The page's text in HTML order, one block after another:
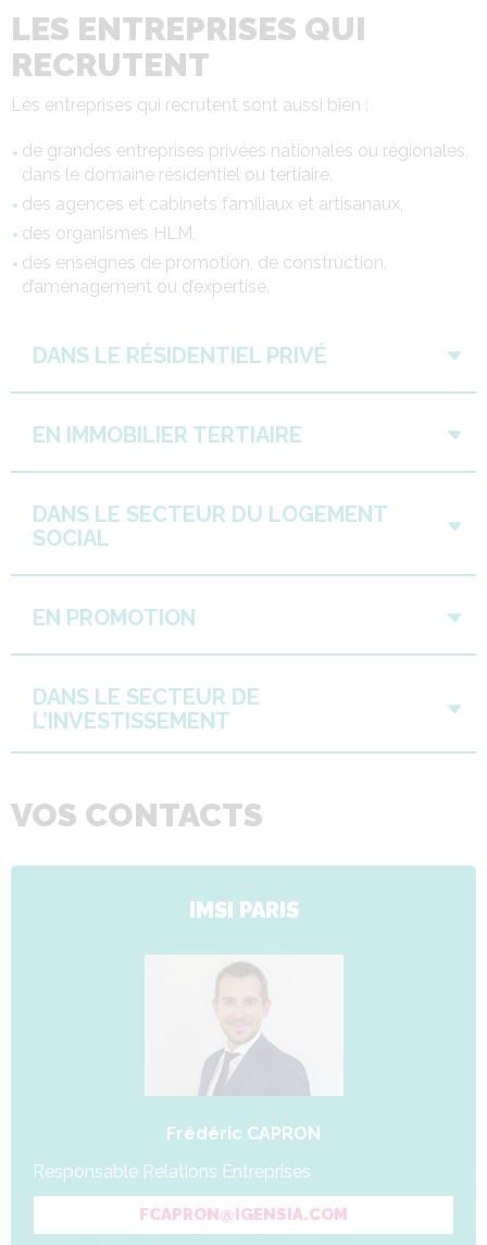
LES ENTREPRISES QUI
RECRUTENT
Les entreprises qui recrutent sont aussi bien :
de grandes entreprises privées nationales ou régionales,
dans le domaine résidentiel ou tertiaire,
des agences et cabinets familiaux et artisanaux,
des organismes HLM,
des enseignes de promotion, de construction,
d’aménagement ou d’expertise.
DANS LE RÉSIDENTIEL PRIVÉ
EN IMMOBILIER TERTIAIRE
DANS LE SECTEUR DU LOGEMENT
SOCIAL
EN PROMOTION
DANS LE SECTEUR DE
L’INVESTISSEMENT
VOS CONTACTS
IMSI PARIS
Frédéric CAPRON
Responsable Relations Entreprises
FCAPRON@IGENSIA.COM